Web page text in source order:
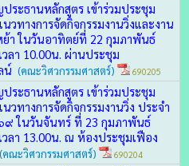
ระธานหลักสูตร เข้าร่วมประชุม
วทางการจัดกิจกรรมงานวิ่งและงาน
ย้า ในวันอาทิตย์ที่ 22 กุมภาพันธ์
วลา 10.00น. ผ่านประชุม
น์ (คณะวิศวกรรมศาสตร์) 690205
ระธานหลักสูตร เข้าร่วมประชุม
วทางการจัดกิจกรรมงานวิ่ง ประจำ
ในวันจันทร์ ที่ 23 กุมภาพันธ์
วลา 13.00น. ณ ห้องประชุมเฟือง
(คณะวิศวกรรมศาสตร์) 690204